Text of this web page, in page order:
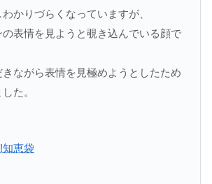
かりづらくなっていますが、
表情を見ようと覗き込んでいる顔で
ながら表情を見極めようとしたため
た。
知恵袋